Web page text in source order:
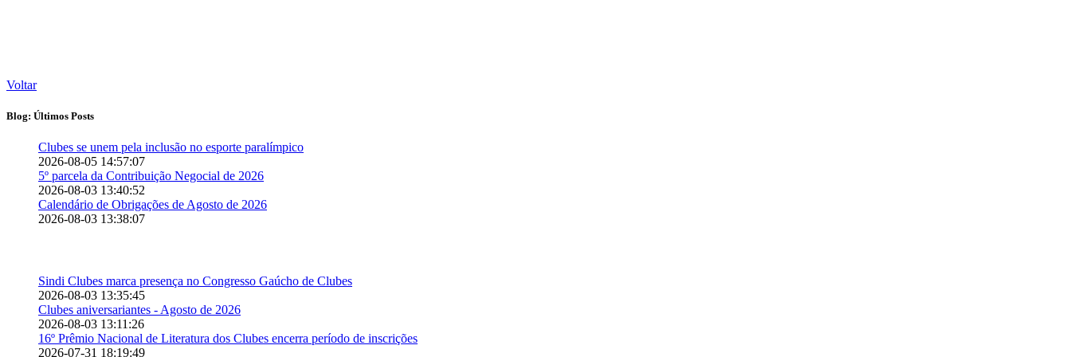
Voltar
Blog: Últimos Posts
Clubes se unem pela inclusão no esporte paralímpico
2026-08-05 14:57:07
5º parcela da Contribuição Negocial de 2026
2026-08-03 13:40:52
Calendário de Obrigações de Agosto de 2026
2026-08-03 13:38:07
Sindi Clubes marca presença no Congresso Gaúcho de Clubes
2026-08-03 13:35:45
Clubes aniversariantes - Agosto de 2026
2026-08-03 13:11:26
16º Prêmio Nacional de Literatura dos Clubes encerra período de inscrições
2026-07-31 18:19:49